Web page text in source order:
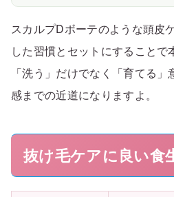
スカルプDボーテのような頭皮
した習慣とセットにすることで
「洗う」だけでなく「育てる
感までの近道になりますよ。
抜け毛ケアに良い食